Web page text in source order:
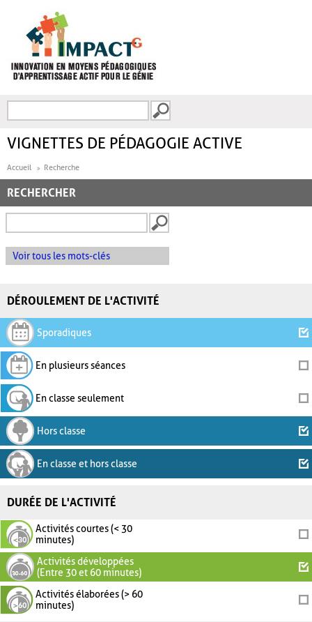
FORMULAIRE DE
VIGNETTES DE PÉDAGOGIE ACTIVE
Accueil Recherche
RECHERCHER
Voir tous les mots-clés
DÉROULEMENT DE L'ACTIVITÉ
Sporadiques
En plusieurs séances
En classe seulement
Hors classe
En classe et hors classe
DURÉE DE L'ACTIVITÉ
Activités courtes (< 30
minutes)
Activités développées
(Entre 30 et 60 minutes)
Activités élaborées (> 60
minutes)